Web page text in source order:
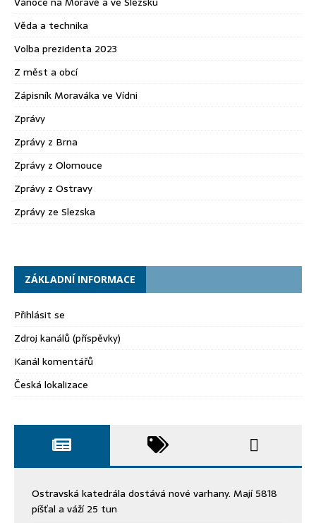
Věda a technika
Volba prezidenta 2023
Z měst a obcí
Zápisník Moraváka ve Vídni
Zprávy
Zprávy z Brna
Zprávy z Olomouce
Zprávy z Ostravy
Zprávy ze Slezska
ZÁKLADNÍ INFORMACE
Přihlásit se
Zdroj kanálů (příspěvky)
Kanál komentářů
Česká lokalizace
Ostravská katedrála dostává nové varhany. Mají 5818
píšťal a váží 25 tun